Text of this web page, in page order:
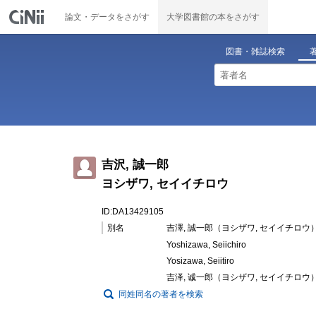
論文・データをさがす 大学図書館の本をさがす
図書・雑誌検索
吉沢, 誠一郎
ヨシザワ, セイイチロウ
ID:DA13429105
別名
吉澤, 誠一郎（ヨシザワ, セイイチロウ）
Yoshizawa, Seiichiro
Yosizawa, Seiitiro
吉泽, 诚一郎（ヨシザワ, セイイチロウ）
同姓同名の著者を検索